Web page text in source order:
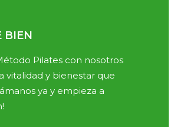
BIEN
Pilates con nosotros
vitalidad y bienestar que
ya y empieza a